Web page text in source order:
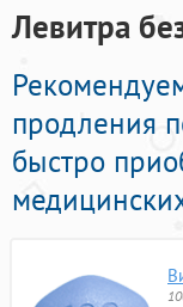
Левитра
продления
быстро